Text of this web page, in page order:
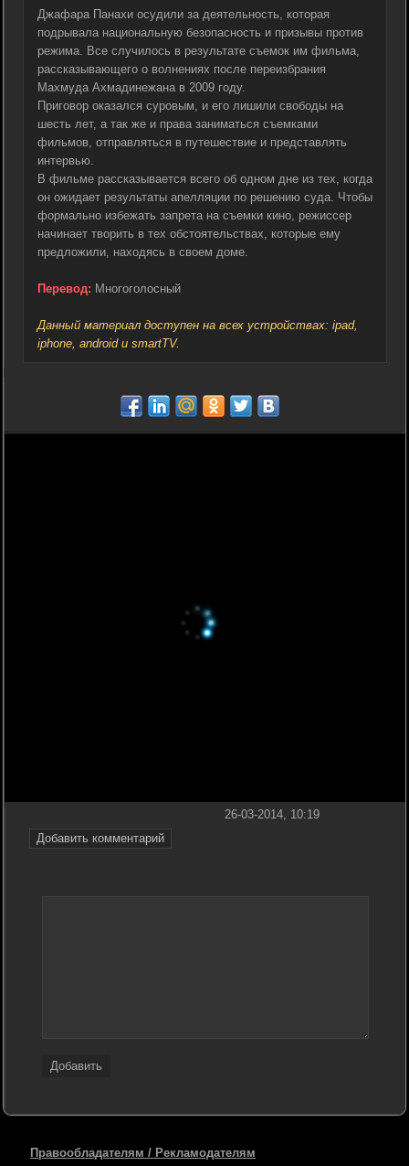
Джафара Панахи осудили за деятельность, которая
подрывала национальную безопасность и призывы против
режима. Все случилось в результате съемок им фильма,
рассказывающего о волнениях после переизбрания
Махмуда Ахмадинежана в 2009 году.
Приговор оказался суровым, и его лишили свободы на
шесть лет, а так же и права заниматься съемками
фильмов, отправляться в путешествие и представлять
интервью.
В фильме рассказывается всего об одном дне из тех, когда
он ожидает результаты апелляции по решению суда. Чтобы
формально избежать запрета на съемки кино, режиссер
начинает творить в тех обстоятельствах, которые ему
предложили, находясь в своем доме.
Перевод: Многоголосный
Данный материал доступен на всех устройствах: ipad,
iphone, android и smartTV.
Добавить комментарий
26-03-2014, 10:19
Добавить
Правообладателям / Рекламодателям